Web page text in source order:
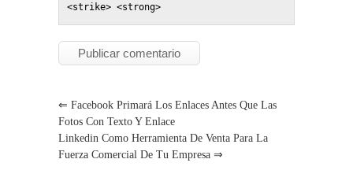
<strike> <strong>
⇐ Facebook Primará Los Enlaces Antes Que Las
Fotos Con Texto Y Enlace
Linkedin Como Herramienta De Venta Para La
Fuerza Comercial De Tu Empresa ⇒